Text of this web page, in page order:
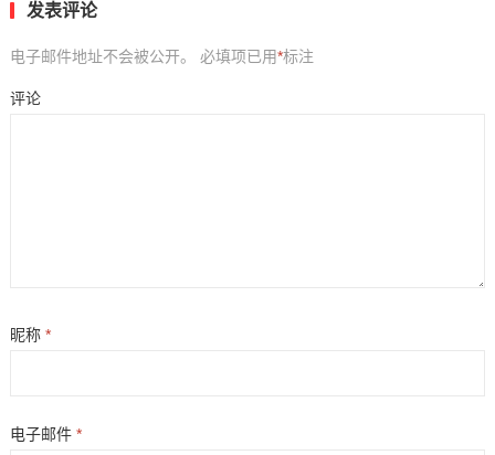
发表评论
电子邮件地址不会被公开。 必填项已用*标注
评论
昵称 *
电子邮件 *